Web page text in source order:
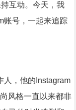
互动。今天，我
账号，一起来追踪
人，他的Instagram
风格一直以来都非